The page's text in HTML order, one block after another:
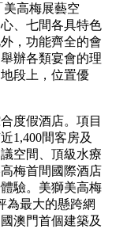
美高梅展藝空
、七間各具特色
，功能齊全的會
辦各類宴會的理
段上，位置優
度假酒店。項目
1,400間客房及
空間、頂級水療
梅首間國際酒店
驗。美獅美高梅
為最大的懸跨網
澳門首個建築及